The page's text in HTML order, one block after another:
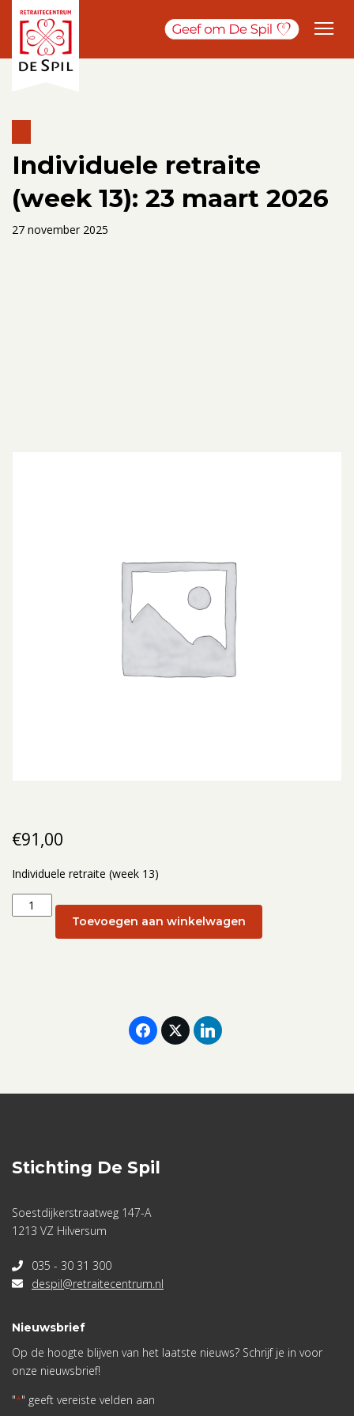
Individuele retraite
(week 13): 23 maart 2026
27 november 2025
€91,00
Individuele retraite (week 13)
Individuele
retraite
Toevoegen aan winkelwagen
Stichting De Spil
Soestdijkerstraatweg 147-A
1213 VZ Hilversum
035 - 30 31 300
despil@retraitecentrum.nl
Nieuwsbrief
Op de hoogte blijven van het laatste nieuws? Schrijf je in voor
onze nieuwsbrief!
"*" geeft vereiste velden aan